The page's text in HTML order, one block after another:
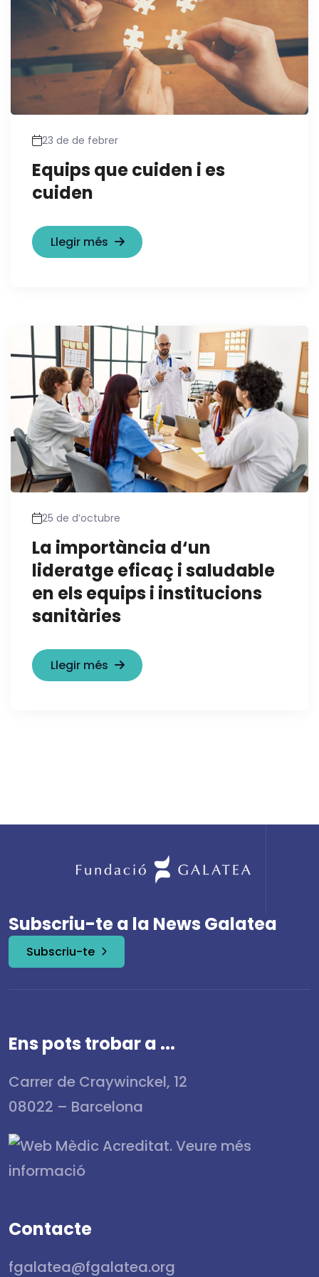
23 de de febrer
Equips que cuiden i es
cuiden
Llegir més
25 de d’octubre
La importància d‘un
lideratge eficaç i saludable
en els equips i institucions
sanitàries
Llegir més
Subscriu-te a la News Galatea
Subscriu-te
Ens pots trobar a ...
Carrer de Craywinckel, 12
08022 – Barcelona
Contacte
fgalatea@fgalatea.org